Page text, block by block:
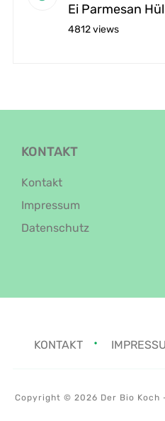
Ei Parmesan
4812 views
KONTAKT
Kontakt
Impressum
Datenschutz
KONTAKT
Copyright © 2026 Der Bio Koch